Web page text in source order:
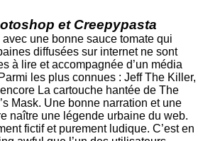
et Creepypasta
une bonne sauce tomate qui
diffusées sur internet ne sont
à lire et accompagnée d’un média
les plus connues : Jeff The Killer,
La cartouche hantée de The
Mask. Une bonne narration et une
naître une légende urbaine du web.
fictif et purement ludique. C’est en